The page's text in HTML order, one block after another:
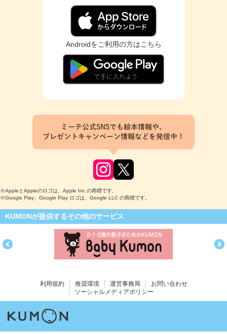
Androidをご利用の方はこちら
ミーテ公式SNSでも絵本情報や、
プレゼントキャンペーン情報などを発信中！
※AppleとAppleのロゴは、Apple Inc.の商標です。
※Google Play、Google Play ロゴは、Google LLC の商標です。
KUMONが提供するその他のサービス
利用規約 推奨環境 運営事務局
お問い合わせ
ソーシャルメディアポリシー